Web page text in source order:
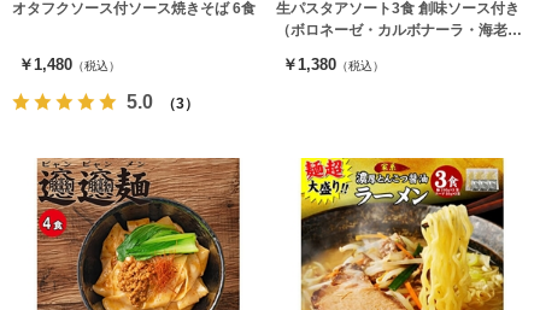
オタフクソース付ソース焼きそば 6食
￥1,480 （税込）
5.0 （3）
生パスタアソート3食 創味ソース付き
（ボロネーゼ・カルボナーラ・海老ト
￥1,380 （税込）